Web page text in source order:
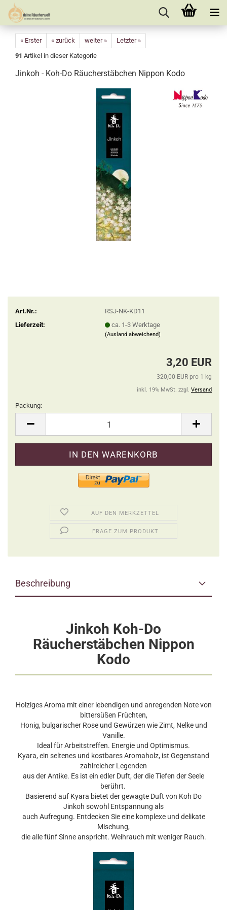
« Erster « zurück weiter »
Letzter »
91 Artikel in dieser Kategorie
Jinkoh - Koh-Do Räucherstäbchen Nippon Kodo
Art.Nr.:
RSJ-NK-KD11
Lieferzeit:
ca. 1-3 Werktage
(Ausland abweichend)
3,20 EUR
320,00 EUR pro 1 kg
inkl. 19% MwSt. zzgl. Versand
Packung:
AUF DEN MERKZETTEL
FRAGE ZUM PRODUKT
Beschreibung
Jinkoh Koh-Do
Räucherstäbchen Nippon
Kodo
Holziges Aroma mit einer lebendigen und anregenden Note von
bittersüßen Früchten,
Honig, bulgarischer Rose und Gewürzen wie Zimt, Nelke und
Vanille.
Ideal für Arbeitstreffen. Energie und Optimismus.
Kyara, ein seltenes und kostbares Aromaholz, ist Gegenstand
zahlreicher Legenden
aus der Antike. Es ist ein edler Duft, der die Tiefen der Seele
berührt.
Basierend auf Kyara bietet der gewagte Duft von Koh Do
Jinkoh sowohl Entspannung als
auch Aufregung. Entdecken Sie eine komplexe und delikate
Mischung,
die alle fünf Sinne anspricht. Weihrauch mit weniger Rauch.